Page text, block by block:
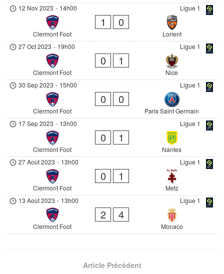
Ligue 1
12 Nov 2023 - 14h00
Clermont Foot
1 0
Lorient
Ligue 1
27 Oct 2023 - 19h00
Clermont Foot
0 1
Nice
Ligue 1
30 Sep 2023 - 15h00
Clermont Foot
0 0
Paris Saint Germain
Ligue 1
17 Sep 2023 - 13h00
Clermont Foot
0 1
Nantes
Ligue 1
27 Août 2023 - 13h00
Clermont Foot
0 1
Metz
Ligue 1
13 Août 2023 - 13h00
Clermont Foot
2 4
Monaco
Article Précédent